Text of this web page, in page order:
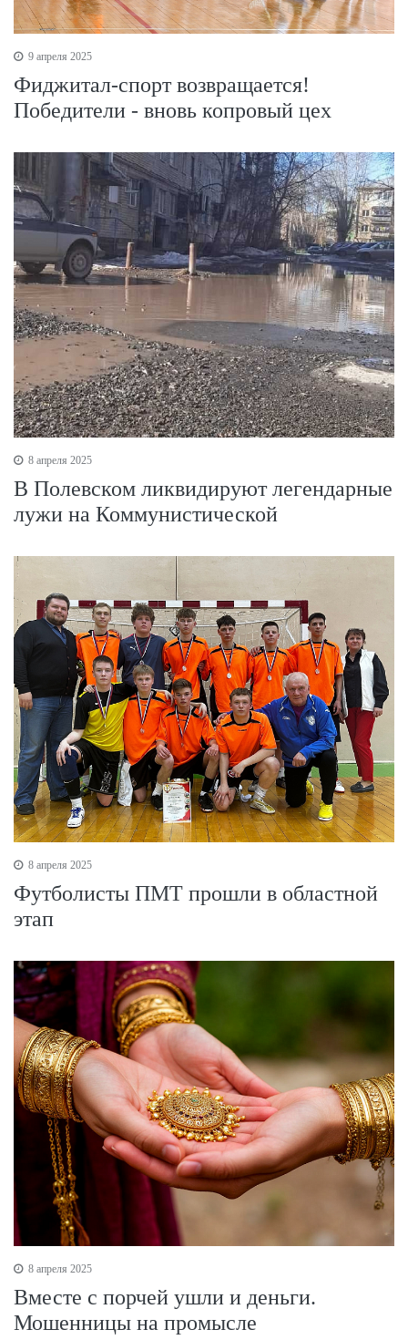
9 апреля 2025
Фиджитал-спорт возвращается!
Победители - вновь копровый цех
8 апреля 2025
В Полевском ликвидируют легендарные
лужи на Коммунистической
8 апреля 2025
Футболисты ПМТ прошли в областной
этап
8 апреля 2025
Вместе с порчей ушли и деньги.
Мошенницы на промысле